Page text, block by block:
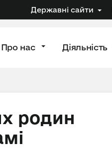
Державні сайти
Про нас Діяльність
родин